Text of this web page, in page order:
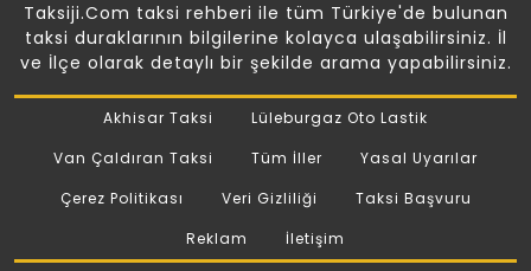
Taksiji.Com taksi rehberi ile tüm Türkiye'de bulunan
taksi duraklarının bilgilerine kolayca ulaşabilirsiniz. İl
ve İlçe olarak detaylı bir şekilde arama yapabilirsiniz.
Akhisar Taksi
Lüleburgaz Oto Lastik
Van Çaldıran Taksi
Tüm İller
Yasal Uyarılar
Çerez Politikası
Veri Gizliliği
Taksi Başvuru
Reklam
İletişim